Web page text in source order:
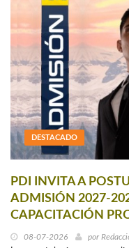
DESTACADO
PDI INVITA A
ADMISIÓN 2027-
CAPACITACIÓN
08-07-2026 por